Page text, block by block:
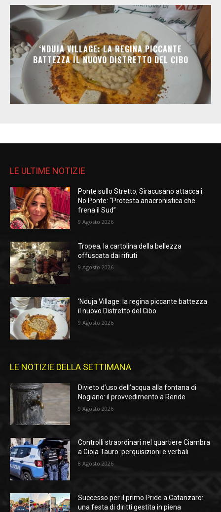
‘NDUJA VILLAGE: LA REGINA PICCANTE
BATTEZZA IL NUOVO DISTRETTO DEL CIBO
LE ULTIME NOTIZIE
Ponte sullo Stretto, Siracusano attacca i
No Ponte: “Protesta anacronistica che
frena il Sud”
9 Agosto 2026
Tropea, la cartolina della bellezza
offuscata dai rifiuti
9 Agosto 2026
‘Nduja Village: la regina piccante battezza
il nuovo Distretto del Cibo
9 Agosto 2026
LE NOTIZIE DELLA SETTIMANA
Divieto d’uso dell’acqua alla fontana di
Nogiano: il provvedimento a Rende
9 Agosto 2026
Controlli straordinari nel quartiere Ciambra
a Gioia Tauro: perquisizioni e verbali
8 Agosto 2026
Successo per il primo Pride a Catanzaro:
una festa di diritti gestita in piena